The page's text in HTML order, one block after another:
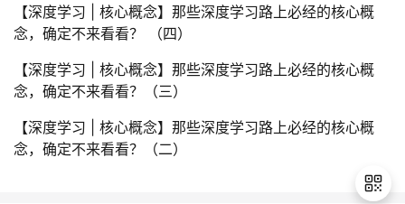
【深度学习 | 核心概念】那些深度学习路上必经的核心概
念，确定不来看看？ （四）
【深度学习 | 核心概念】那些深度学习路上必经的核心概
念，确定不来看看？（三）
【深度学习 | 核心概念】那些深度学习路上必经的核心概
念，确定不来看看？（二）